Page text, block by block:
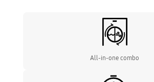
All-in-one combo